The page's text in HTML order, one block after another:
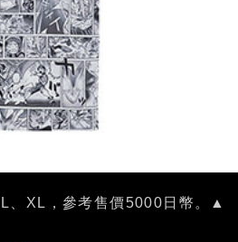
、XL，參考售價5000日幣。▲